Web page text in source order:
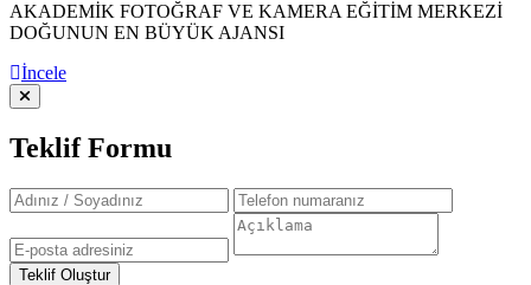
AKADEMİK FOTOĞRAF VE KAMERA EĞİTİM MERKEZİ
DOĞUNUN EN BÜYÜK AJANSI
İncele
Teklif Formu
Teklif Oluştur